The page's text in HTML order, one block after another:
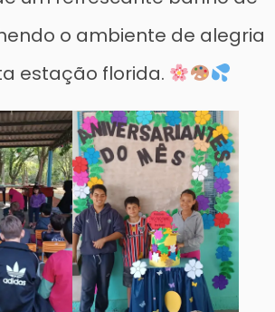
o ambiente de alegria
estação florida.